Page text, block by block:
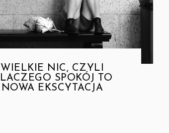
WIELKIE NIC, CZYLI
SPOKÓJ TO
NOWA EKSCYTACJA